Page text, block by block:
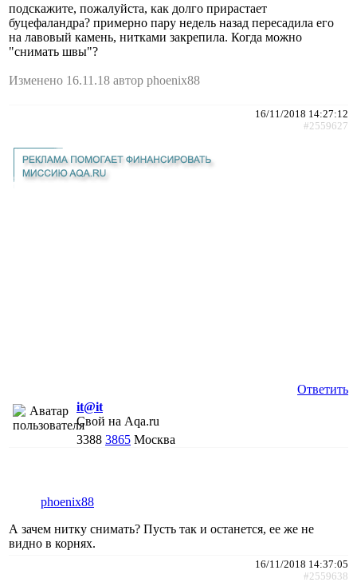
подскажите, пожалуйста, как долго прирастает
буцефаландра? примерно пару недель назад пересадила его
на лавовый камень, нитками закрепила. Когда можно
"снимать швы"?
Изменено 16.11.18 автор phoenix88
16/11/2018 14:27:12
#2559627
Ответить
it@it
Свой на Aqa.ru
3388 3865 Москва
phoenix88
А зачем нитку снимать? Пусть так и останется, ее же не
видно в корнях.
16/11/2018 14:37:05
#2559638